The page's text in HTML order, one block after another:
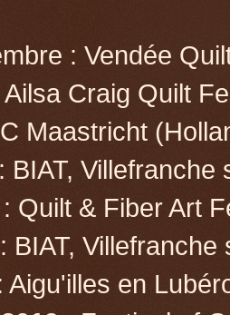
: Vendée
Ailsa Craig Quilt
BIAT,
& Fiber Art
BIAT,
en